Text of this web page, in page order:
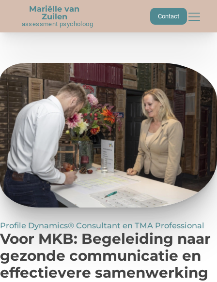
Mariëlle van
Zuilen
assessment psycholoog
Contact
Profile Dynamics® Consultant en TMA Professional
Voor MKB: Begeleiding naar
gezonde communicatie en
effectievere samenwerking